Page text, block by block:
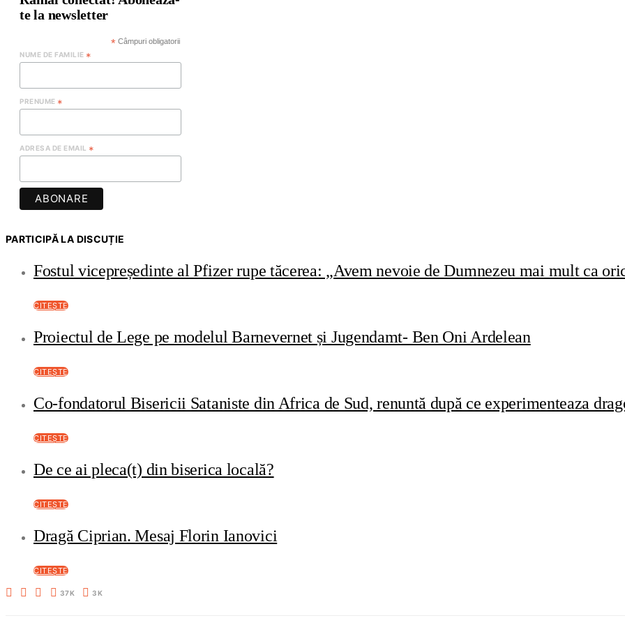
te la newsletter
* Câmpuri obligatorii
NUME DE FAMILIE *
PRENUME *
ADRESA DE EMAIL *
PARTICIPĂ LA DISCUȚIE
Fostul vicepreședinte al Pfizer rupe tăcerea: „Avem nevoie de Dumnezeu mai mult ca
CITEȘTE
Proiectul de Lege pe modelul Barnevernet și Jugendamt- Ben Oni Ardelean
CITEȘTE
Co-fondatorul Bisericii Sataniste din Africa de Sud, renuntă după ce experimenteaza
CITEȘTE
De ce ai pleca(t) din biserica locală?
CITEȘTE
Dragă Ciprian. Mesaj Florin Ianovici
CITEȘTE
37K 3K